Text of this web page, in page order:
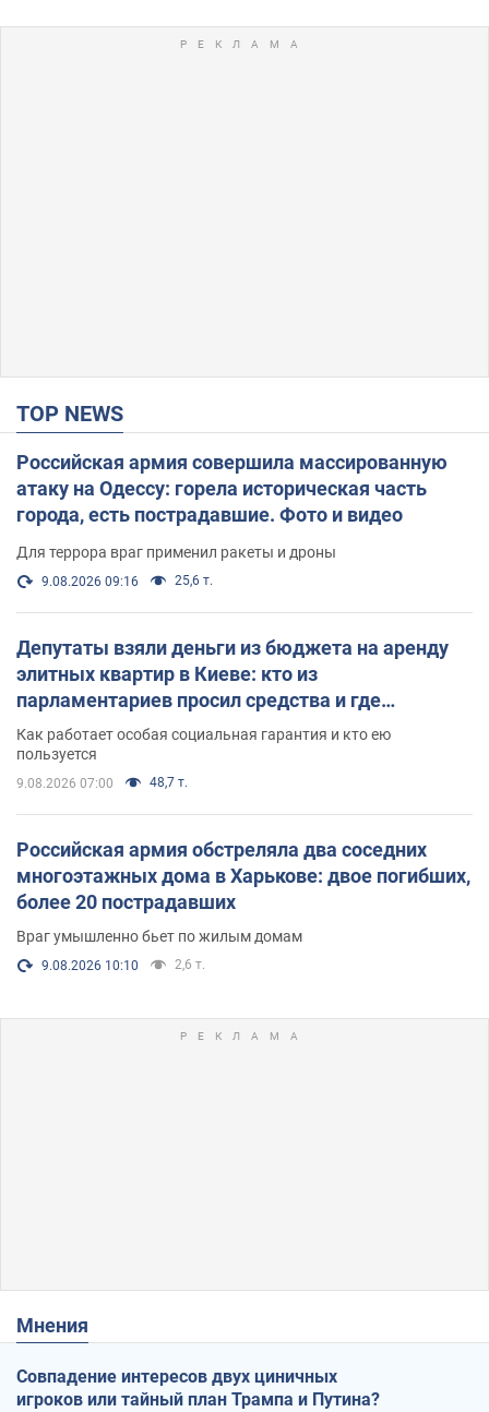
TOP NEWS
Российская армия совершила массированную
атаку на Одессу: горела историческая часть
города, есть пострадавшие. Фото и видео
Для террора враг применил ракеты и дроны
9.08.2026 09:16 25,6 т.
Депутаты взяли деньги из бюджета на аренду
элитных квартир в Киеве: кто из
парламентариев просил средства и где
поселился
Как работает особая социальная гарантия и кто ею
пользуется
9.08.2026 07:00 48,7 т.
Российская армия обстреляла два соседних
многоэтажных дома в Харькове: двое погибших,
более 20 пострадавших
Враг умышленно бьет по жилым домам
9.08.2026 10:10 2,6 т.
Мнения
Совпадение интересов двух циничных
игроков или тайный план Трампа и Путина?